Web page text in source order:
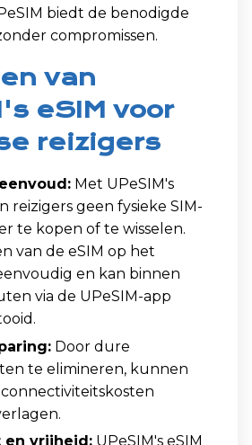
biedt de benodigde
compromissen.
van
eSIM voor
reizigers
Met UPeSIM's
reizigers geen fysieke SIM-
te kopen of te wisselen.
van de eSIM op het
en kan binnen
via de UPeSIM-app
Door dure
te elimineren, kunnen
en vrijheid: UPeSIM's eSIM